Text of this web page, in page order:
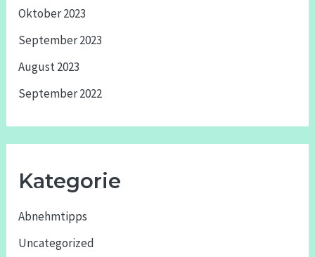
Oktober 2023
September 2023
August 2023
September 2022
Kategorie
Abnehmtipps
Uncategorized